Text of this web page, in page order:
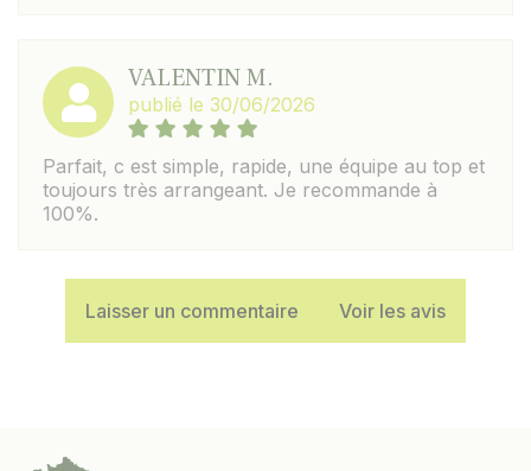
VALENTIN M.
publié le 30/06/2026
Parfait, c est simple, rapide, une équipe au top et
toujours très arrangeant. Je recommande à
100%.
Laisser un commentaire Voir les avis